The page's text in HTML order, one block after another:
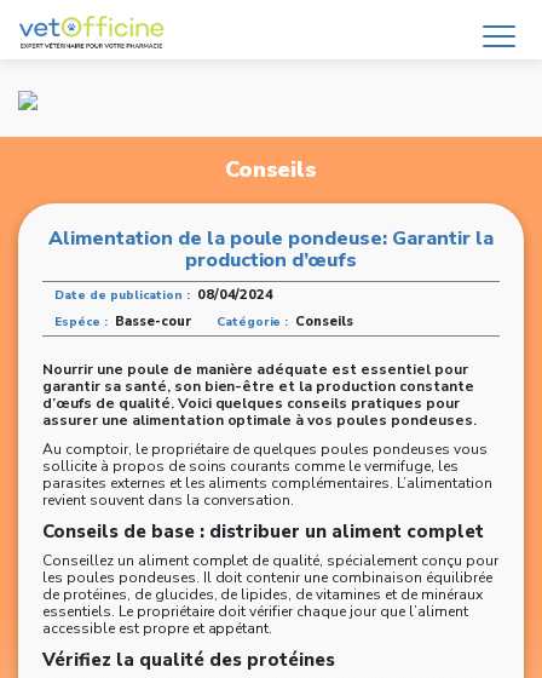
Conseils
Alimentation de la poule pondeuse: Garantir la
production d’œufs
Date de publication : 08/04/2024
Espéce : Basse-cour Catégorie : Conseils
Nourrir une poule de manière adéquate est essentiel pour
garantir sa santé, son bien-être et la production constante
d’œufs de qualité. Voici quelques conseils pratiques pour
assurer une alimentation optimale à vos poules pondeuses.
Au comptoir, le propriétaire de quelques poules pondeuses vous
sollicite à propos de soins courants comme le vermifuge, les
parasites externes et les aliments complémentaires. L’alimentation
revient souvent dans la conversation.
Conseils de base : distribuer un aliment complet
Conseillez un aliment complet de qualité, spécialement conçu pour
les poules pondeuses. Il doit contenir une combinaison équilibrée
de protéines, de glucides, de lipides, de vitamines et de minéraux
essentiels. Le propriétaire doit vérifier chaque jour que l’aliment
accessible est propre et appétant.
Vérifiez la qualité des protéines